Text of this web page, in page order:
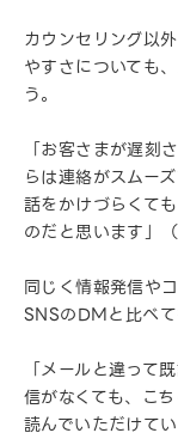
カウンセリング以
やすさについても
う。
「お客さまが遅刻
らは連絡がスムー
話をかけづらくて
のだと思います」（
同じく情報発信や
SNSのDMと比べて
「メールと違って
信がなくても、こ
読んでいただけて